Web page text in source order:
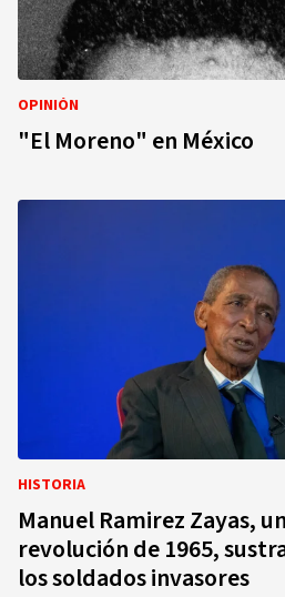
OPINIÓN
"El Moreno" en México
HISTORIA
Manuel Ramirez Zayas,
revolución de 1965,
los soldados invasores